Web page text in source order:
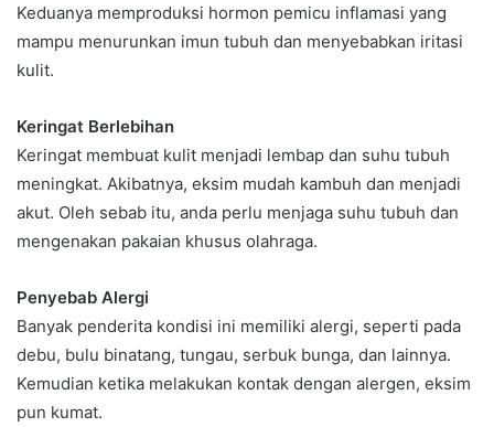
Keduanya memproduksi hormon pemicu inflamasi yang
mampu menurunkan imun tubuh dan menyebabkan iritasi
kulit.
Keringat Berlebihan
Keringat membuat kulit menjadi lembap dan suhu tubuh
meningkat. Akibatnya, eksim mudah kambuh dan menjadi
akut. Oleh sebab itu, anda perlu menjaga suhu tubuh dan
mengenakan pakaian khusus olahraga.
Penyebab Alergi
Banyak penderita kondisi ini memiliki alergi, seperti pada
debu, bulu binatang, tungau, serbuk bunga, dan lainnya.
Kemudian ketika melakukan kontak dengan alergen, eksim
pun kumat.